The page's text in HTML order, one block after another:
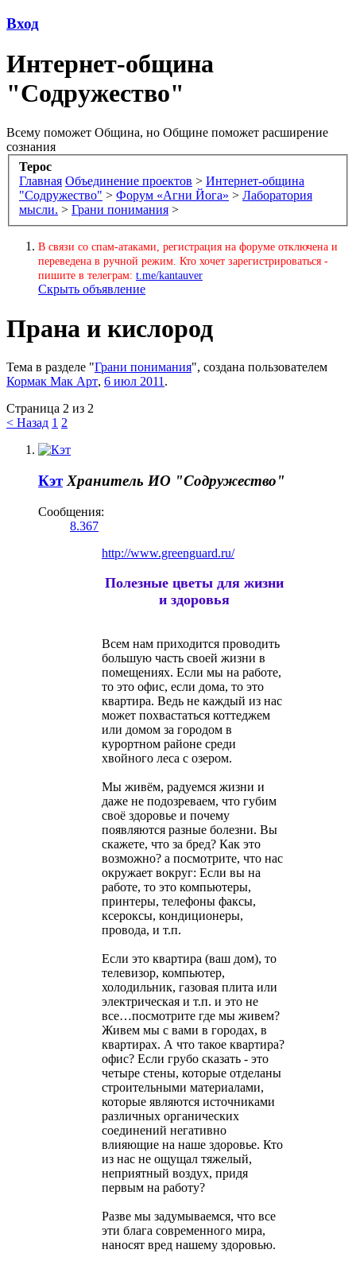
Вход
Интернет-община
"Содружество"
Всему поможет Община, но Общине поможет расширение
сознания
Терос
Главная Объединение проектов > Интернет-община
"Содружество" > Форум «Агни Йога» > Лаборатория
мысли. > Грани понимания >
В связи со спам-атаками, регистрация на форуме отключена и
переведена в ручной режим. Кто хочет зарегистрироваться -
пишите в телеграм: t.me/kantauver
Скрыть объявление
Прана и кислород
Тема в разделе "Грани понимания", создана пользователем
Кормак Мак Арт, 6 июл 2011 .
Страница 2 из 2
< Назад 1 2
Кэт Хранитель ИО "Содружество"
Сообщения:
8.367
http://www.greenguard.ru/
Полезные цветы для жизни
и здоровья
Всем нам приходится проводить
большую часть своей жизни в
помещениях. Если мы на работе,
то это офис, если дома, то это
квартира. Ведь не каждый из нас
может похвастаться коттеджем
или домом за городом в
курортном районе среди
хвойного леса с озером.
Мы живём, радуемся жизни и
даже не подозреваем, что губим
своё здоровье и почему
появляются разные болезни. Вы
скажете, что за бред? Как это
возможно? а посмотрите, что нас
окружает вокруг: Если вы на
работе, то это компьютеры,
принтеры, телефоны факсы,
ксероксы, кондиционеры,
провода, и т.п.
Если это квартира (ваш дом), то
телевизор, компьютер,
холодильник, газовая плита или
электрическая и т.п. и это не
все…посмотрите где мы живем?
Живем мы с вами в городах, в
квартирах. А что такое квартира?
офис? Если грубо сказать - это
четыре стены, которые отделаны
строительными материалами,
которые являются источниками
различных органических
соединений негативно
влияющие на наше здоровье. Кто
из нас не ощущал тяжелый,
неприятный воздух, придя
первым на работу?
Разве мы задумываемся, что все
эти блага современного мира,
наносят вред нашему здоровью.